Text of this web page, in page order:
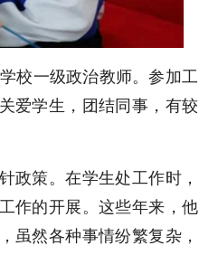
校一级政治教师。参加工
爱学生，团结同事，有较
政策。在学生处工作时，
作的开展。这些年来，他
虽然各种事情纷繁复杂，